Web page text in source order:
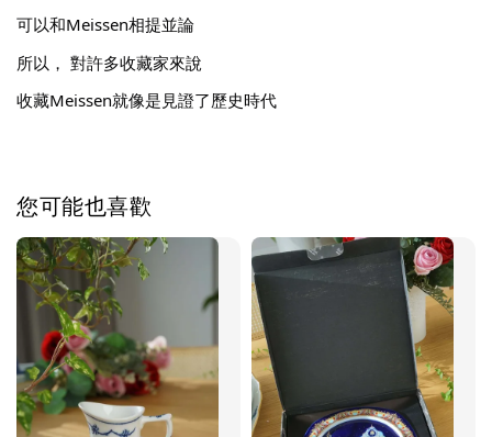
可以和Meissen相提並論
所以， 對許多收藏家來說
收藏Meissen就像是見證了歷史時代
您可能也喜歡